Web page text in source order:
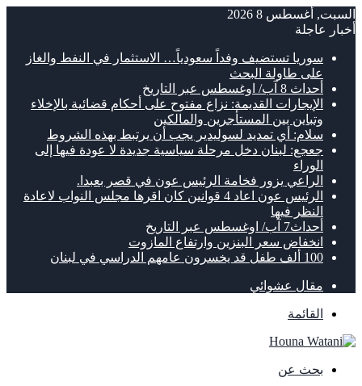
السبت, أغسطس 8 2026
أخبار عاجلة
سوريا تستضيف وفداً سعودياً… الاستثمار في النفط والغاز
على طاولة البحث
أحداث 8 آب/ اوغسطس عبر التاريخ
الإيجارات القديمة: نزاع مفتوح على أحكام قضائية بالإخلاء
وتباين بين المستأجرين والمالكين
سلام: أي تمديد لسوليدير يجب أن يرتبط بهذه الشروط
جعجع: لبنان دخل مرحلة سياسية جديدة لا عودة فيها إلى
الوراء
الراعي يزور فخامة الرئيس عون في قصر بعبدا.
الرئيس عون اعاد 4 قوانين كان اقرها مجلس النواب لاعادة
النظر فيها
أحداث7 آب/ اوغسطس عبر التاريخ
انخفاض سعر البنزين وارتفاع المازوت
100 ألف طفل قد يخسرون عامهم الدراسي في لبنان
مقال عشوائي
القائمة
بحث عن